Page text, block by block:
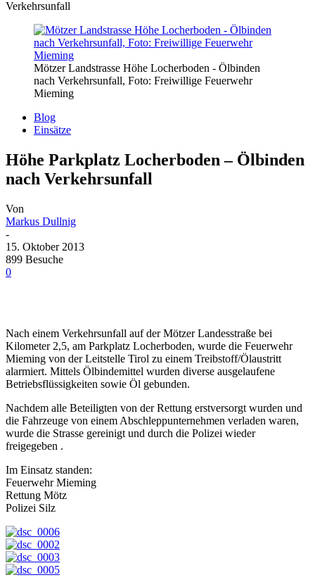
Verkehrsunfall
Mötzer Landstrasse Höhe Locherboden - Ölbinden
nach Verkehrsunfall, Foto: Freiwillige Feuerwehr
Mieming
Blog
Einsätze
Höhe Parkplatz Locherboden – Ölbinden
nach Verkehrsunfall
Von
Markus Dullnig
-
15. Oktober 2013
899 Besuche
0
Nach einem Verkehrsunfall auf der Mötzer Landesstraße bei
Kilometer 2,5, am Parkplatz Locherboden, wurde die Feuerwehr
Mieming von der Leitstelle Tirol zu einem Treibstoff/Ölaustritt
alarmiert. Mittels Ölbindemittel wurden diverse ausgelaufene
Betriebsflüssigkeiten sowie Öl gebunden.
Nachdem alle Beteiligten von der Rettung erstversorgt wurden und
die Fahrzeuge von einem Abschleppunternehmen verladen waren,
wurde die Strasse gereinigt und durch die Polizei wieder
freigegeben .
Im Einsatz standen:
Feuerwehr Mieming
Rettung Mötz
Polizei Silz